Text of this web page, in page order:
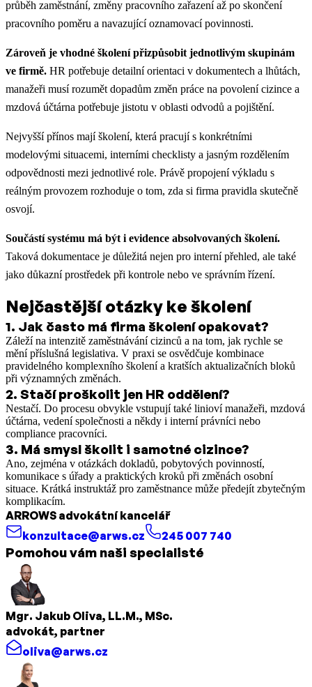
průběh zaměstnání, změny pracovního zařazení až po skončení
pracovního poměru a navazující oznamovací povinnosti.
Zároveň je vhodné školení přizpůsobit jednotlivým skupinám
ve firmě. HR potřebuje detailní orientaci v dokumentech a lhůtách,
manažeři musí rozumět dopadům změn práce na povolení cizince a
mzdová účtárna potřebuje jistotu v oblasti odvodů a pojištění.
Nejvyšší přínos mají školení, která pracují s konkrétními
modelovými situacemi, interními checklisty a jasným rozdělením
odpovědnosti mezi jednotlivé role. Právě propojení výkladu s
reálným provozem rozhoduje o tom, zda si firma pravidla skutečně
osvojí.
Součástí systému má být i evidence absolvovaných školení.
Taková dokumentace je důležitá nejen pro interní přehled, ale také
jako důkazní prostředek při kontrole nebo ve správním řízení.
Nejčastější otázky ke školení
1. Jak často má firma školení opakovat?
Záleží na intenzitě zaměstnávání cizinců a na tom, jak rychle se
mění příslušná legislativa. V praxi se osvědčuje kombinace
pravidelného komplexního školení a kratších aktualizačních bloků
při významných změnách.
2. Stačí proškolit jen HR oddělení?
Nestačí. Do procesu obvykle vstupují také linioví manažeři, mzdová
účtárna, vedení společnosti a někdy i interní právníci nebo
compliance pracovníci.
3. Má smysl školit i samotné cizince?
Ano, zejména v otázkách dokladů, pobytových povinností,
komunikace s úřady a praktických kroků při změnách osobní
situace. Krátká instruktáž pro zaměstnance může předejít zbytečným
komplikacím.
ARROWS advokátní kancelář
konzultace@arws.cz
245 007 740
Pomohou vám naši specialisté
Mgr. Jakub Oliva, LL.M., MSc.
advokát, partner
oliva@arws.cz